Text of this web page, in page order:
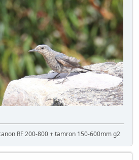
RF 200-800 + tamron 150-600mm g2